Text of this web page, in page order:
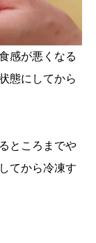
感が悪くなる
態にしてから
ところまでや
てから冷凍す